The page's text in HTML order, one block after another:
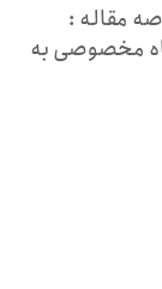
مقاله :
مخصوصی به